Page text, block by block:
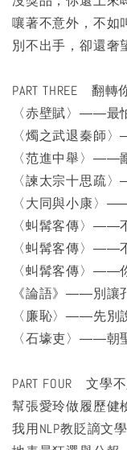
嚷著不意外，不如
別不出手，卻還奢
PART THREE 翻
〈赤壁賦〉――最
〈燭之武退秦師
〈范進中舉〉――
〈諫太宗十思疏
〈大同與小康〉
〈虯髯客傳〉――
〈虯髯客傳〉――
〈虯髯客傳〉――
《論語》――別讓
〈廉恥〉――先別
〈石壕吏〉――朝
PART FOUR 文學
幫張愛玲做履歷健
我用NLP教貶謫文學